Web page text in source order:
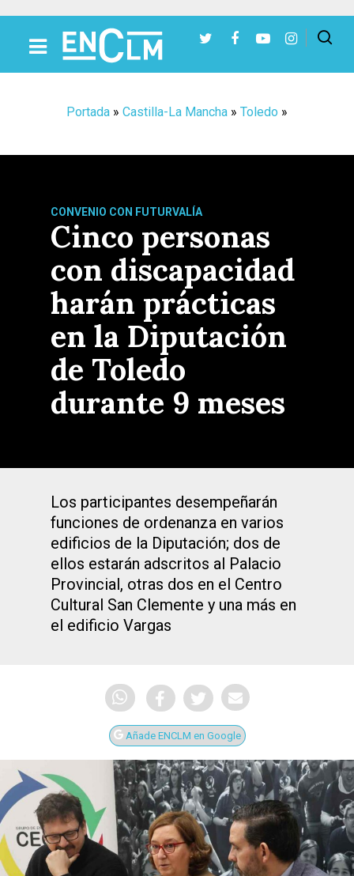
Portada » Castilla-La Mancha » Toledo »
CONVENIO CON FUTURVALÍA
Cinco personas
con discapacidad
harán prácticas
en la Diputación
de Toledo
durante 9 meses
Los participantes desempeñarán
funciones de ordenanza en varios
edificios de la Diputación; dos de
ellos estarán adscritos al Palacio
Provincial, otras dos en el Centro
Cultural San Clemente y una más en
el edificio Vargas
Añade ENCLM en Google